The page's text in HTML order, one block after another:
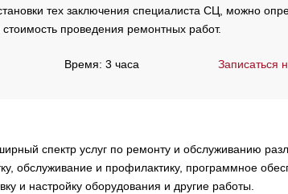
тех заключения специалиста СЦ, можно
проведения ремонтных работ.
Время: 3 часа Записаться
спектр услуг по ремонту и обслуживанию
обслуживание и профилактику, программное
и настройку оборудования и другие работы.